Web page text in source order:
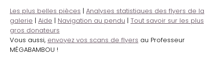
Les plus belles pièces | Analyses statistiques des flyers de la
galerie | Aide | Navigation au pendu | Tout savoir sur les plus
gros donateurs
Vous aussi, envoyez vos scans de flyers au Professeur
MÉGABAMBOU !